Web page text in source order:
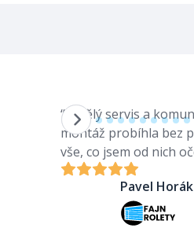
“Skvělý servis a
montáž probíhla bez
vše, co jsem od nich
Pavel Horák